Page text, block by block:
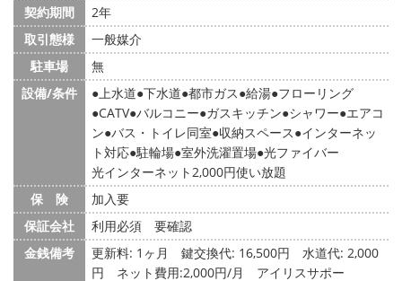
契約期間
2年
取引態様
一般媒介
駐車場
無
設備/条件
上水道 下水道 都市ガス 給湯 フローリング
CATV バルコニー ガスキッチン シャワー エアコ
ン バス・トイレ同室 収納スペース インターネッ
ト対応 駐輪場 室外洗濯置場 光ファイバー
光インターネット2,000円使い放題
保 険
加入要
保証会社
利用必須 要確認
金銭備考
更新料: 1ヶ月 鍵交換代: 16,500円
水道代: 2,000
円
ネット費用:2,000円/月 アイリスサポー